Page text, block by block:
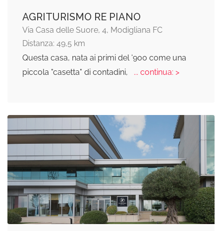
AGRITURISMO RE PIANO
Via Casa delle Suore, 4, Modigliana FC
Distanza: 49,5 km
Questa casa, nata ai primi del '900 come una
piccola "casetta" di contadini,
... continua: >